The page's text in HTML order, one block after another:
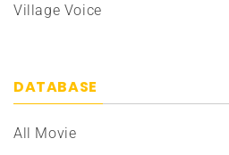
Village Voice
DATABASE
All Movie